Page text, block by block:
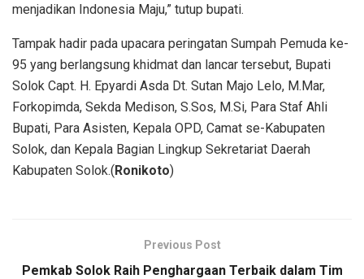
menjadikan Indonesia Maju,” tutup bupati.
Tampak hadir pada upacara peringatan Sumpah Pemuda ke-
95 yang berlangsung khidmat dan lancar tersebut, Bupati
Solok Capt. H. Epyardi Asda Dt. Sutan Majo Lelo, M.Mar,
Forkopimda, Sekda Medison, S.Sos, M.Si, Para Staf Ahli
Bupati, Para Asisten, Kepala OPD, Camat se-Kabupaten
Solok, dan Kepala Bagian Lingkup Sekretariat Daerah
Kabupaten Solok.(Ronikoto)
Previous Post
Pemkab Solok Raih Penghargaan Terbaik dalam Tim